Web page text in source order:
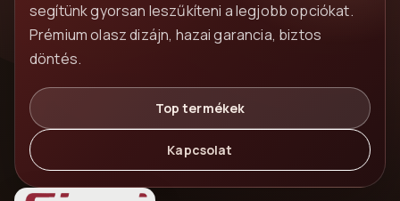
segítünk gyorsan leszűkíteni a legjobb opciókat.
Prémium olasz dizájn, hazai garancia, biztos
döntés.
Top termékek
Kapcsolat